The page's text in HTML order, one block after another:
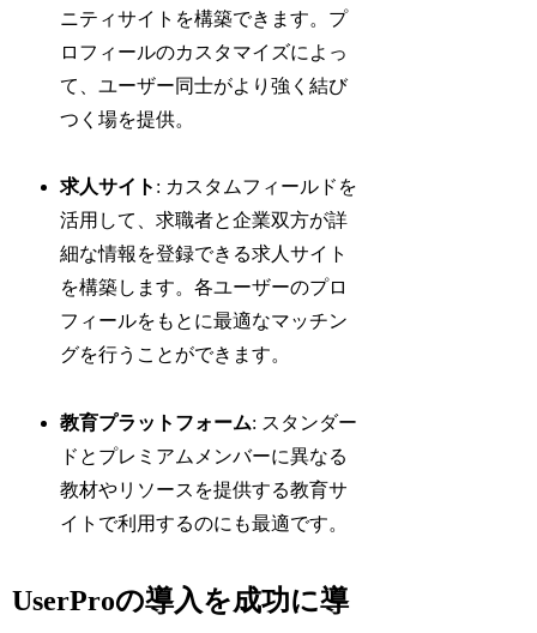
ニティサイトを構築できます。プ
ロフィールのカスタマイズによっ
て、ユーザー同士がより強く結び
つく場を提供。
求人サイト : カスタムフィールドを
活用して、求職者と企業双方が詳
細な情報を登録できる求人サイト
を構築します。各ユーザーのプロ
フィールをもとに最適なマッチン
グを行うことができます。
教育プラットフォーム: スタンダー
ドとプレミアムメンバーに異なる
教材やリソースを提供する教育サ
イトで利用するのにも最適です。
UserProの導入を成功に導